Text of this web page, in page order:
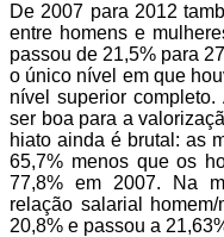
De 2007 para 2012
entre homens e
passou de 21,5% para
o único nível em que
nível superior
ser boa para a
hiato ainda é brutal: as
65,7% menos que os
77,8% em 2007. Na
relação salarial
20,8% e passou a